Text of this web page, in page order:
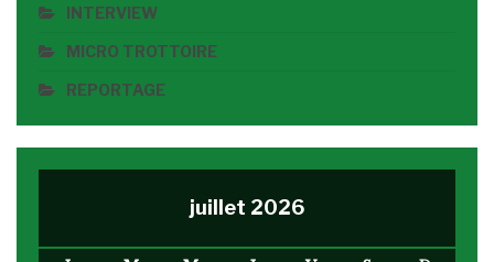
INTERVIEW
MICRO TROTTOIRE
REPORTAGE
juillet 2026